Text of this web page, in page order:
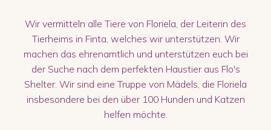
Wir vermitteln alle Tiere von Floriela, der Leiterin des
Tierheims in Finta, welches wir unterstützen. Wir
machen das ehrenamtlich und unterstützen euch bei
der Suche nach dem perfekten Haustier aus Flo's
Shelter. Wir sind eine Truppe von Mädels, die Floriela
insbesondere bei den über 100 Hunden und Katzen
helfen möchte.